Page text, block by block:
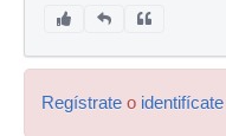
Regístrate o identifícate